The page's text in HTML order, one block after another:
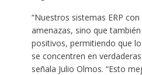
“Nuestros sistemas ERP
amenazas, sino que
positivos, permitiendo que
se concentren en
señala Julio Olmos. “Esto